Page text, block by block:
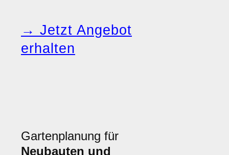
→ Jetzt Angebot
erhalten
Gartenplanung für
Neubauten und